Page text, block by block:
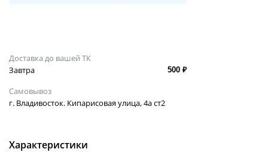
Доставка до вашей ТК
Завтра
500 ₽
Самовывоз
г. Владивосток. Кипарисовая улица, 4а ст2
Характеристики